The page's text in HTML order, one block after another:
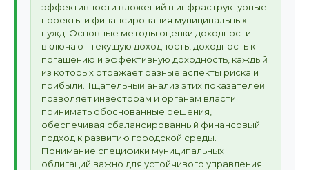
эффективности вложений в инфраструктурные
проекты и финансирования муниципальных
нужд. Основные методы оценки доходности
включают текущую доходность, доходность к
погашению и эффективную доходность, каждый
из которых отражает разные аспекты риска и
прибыли. Тщательный анализ этих показателей
позволяет инвесторам и органам власти
принимать обоснованные решения,
обеспечивая сбалансированный финансовый
подход к развитию городской среды.
Понимание специфики муниципальных
облигаций важно для устойчивого управления